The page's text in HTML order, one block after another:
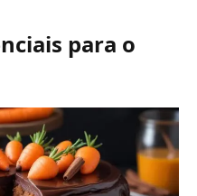
para o